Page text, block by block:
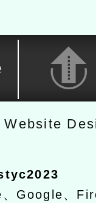
Google、